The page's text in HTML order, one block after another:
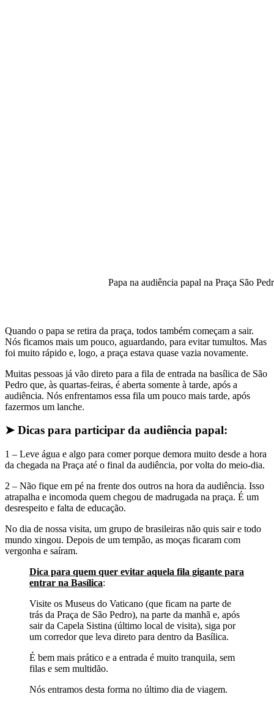
Papa na audiência papal na Praça São
Quando o papa se retira da praça, todos também começam a sair.
Nós ficamos mais um pouco, aguardando, para evitar tumultos. Mas
foi muito rápido e, logo, a praça estava quase vazia novamente.
Muitas pessoas já vão direto para a fila de entrada na basílica de São
Pedro que, às quartas-feiras, é aberta somente à tarde, após a
audiência. Nós enfrentamos essa fila um pouco mais tarde, após
fazermos um lanche.
➤ Dicas para participar da audiência papal:
1 – Leve água e algo para comer porque demora muito desde a hora
da chegada na Praça até o final da audiência, por volta do meio-dia.
2 – Não fique em pé na frente dos outros na hora da audiência. Isso
atrapalha e incomoda quem chegou de madrugada na praça. É um
desrespeito e falta de educação.
No dia de nossa visita, um grupo de brasileiras não quis sair e todo
mundo xingou. Depois de um tempão, as moças ficaram com
vergonha e saíram.
Dica para quem quer evitar aquela fila gigante para
entrar na Basílica:
Visite os Museus do Vaticano (que ficam na parte de
trás da Praça de São Pedro), na parte da manhã e, após
sair da Capela Sistina (último local de visita), siga por
um corredor que leva direto para dentro da Basílica.
É bem mais prático e a entrada é muito tranquila, sem
filas e sem multidão.
Nós entramos desta forma no último dia de viagem.